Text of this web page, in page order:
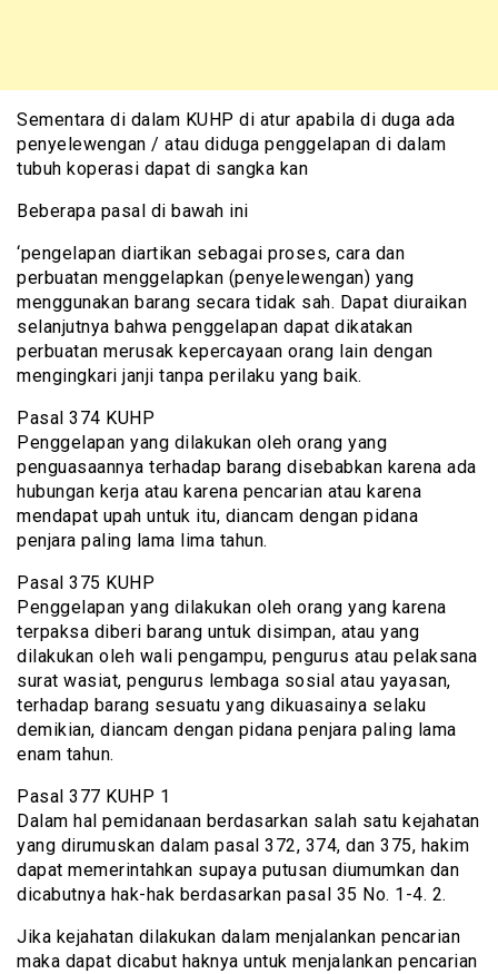
Sementara di dalam KUHP di atur apabila di duga ada
penyelewengan / atau diduga penggelapan di dalam
tubuh koperasi dapat di sangka kan
Beberapa pasal di bawah ini
‘pengelapan diartikan sebagai proses, cara dan
perbuatan menggelapkan (penyelewengan) yang
menggunakan barang secara tidak sah. Dapat diuraikan
selanjutnya bahwa penggelapan dapat dikatakan
perbuatan merusak kepercayaan orang lain dengan
mengingkari janji tanpa perilaku yang baik.
Pasal 374 KUHP
Penggelapan yang dilakukan oleh orang yang
penguasaannya terhadap barang disebabkan karena ada
hubungan kerja atau karena pencarian atau karena
mendapat upah untuk itu, diancam dengan pidana
penjara paling lama lima tahun.
Pasal 375 KUHP
Penggelapan yang dilakukan oleh orang yang karena
terpaksa diberi barang untuk disimpan, atau yang
dilakukan oleh wali pengampu, pengurus atau pelaksana
surat wasiat, pengurus lembaga sosial atau yayasan,
terhadap barang sesuatu yang dikuasainya selaku
demikian, diancam dengan pidana penjara paling lama
enam tahun.
Pasal 377 KUHP 1
Dalam hal pemidanaan berdasarkan salah satu kejahatan
yang dirumuskan dalam pasal 372, 374, dan 375, hakim
dapat memerintahkan supaya putusan diumumkan dan
dicabutnya hak-hak berdasarkan pasal 35 No. 1-4. 2.
Jika kejahatan dilakukan dalam menjalankan pencarian
maka dapat dicabut haknya untuk menjalankan pencarian